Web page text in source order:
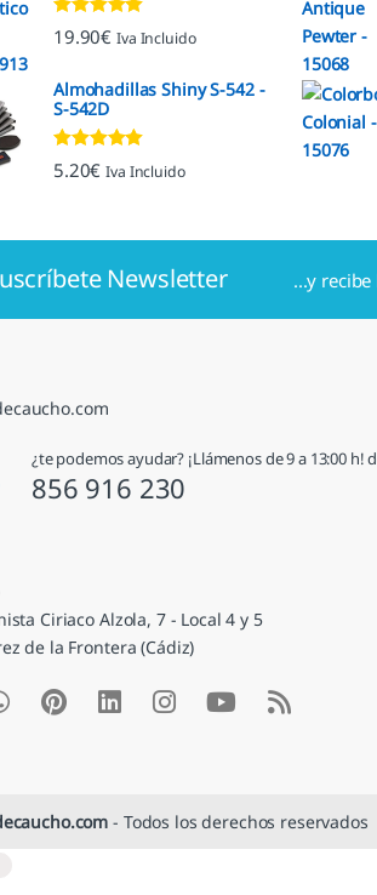
Valorado con
4.92de 5
19.90€ Iva Incluido
Almohadillas Shiny S-542 -
S-542D
Valorado con
5.00de 5
5.20€ Iva Incluido
Newsletter ...y recibe
¿te podemos ayudar? ¡Llámenos de 9 a 13:00 h!
856 916 230
Ciriaco Alzola, 7 - Local 4 y 5
de la Frontera (Cádiz)
- Todos los derechos reservados